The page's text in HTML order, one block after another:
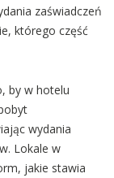
zaświadczeń
którego część
by w hotelu
wydania
Lokale w
jakie stawia